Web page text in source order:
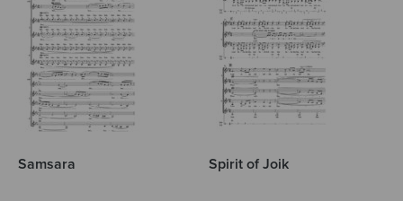
Samsara Spirit of Joik